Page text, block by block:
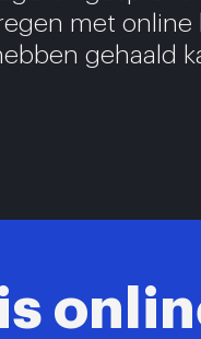
met online
gehaald